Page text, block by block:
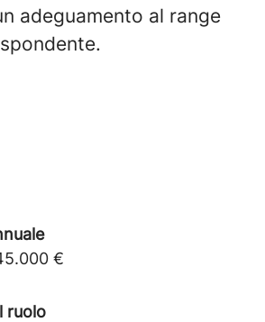
adeguamento al range
€
ruolo